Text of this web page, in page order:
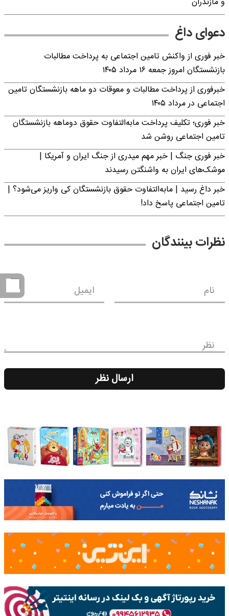
دعوای داغ
خبر فوری از واکنش تامین اجتماعی به پرداخت مطالبات
بازنشستگان امروز جمعه ۱۶ مرداد ۱۴۰۵
خبرفوری از پرداخت مطالبات و معوقات دو ماهه بازنشستگان تامین
اجتماعی در مرداد ۱۴۰۵
خبر فوری؛ تکلیف پرداخت مابه‌التفاوت حقوق دوماهه بازنشستگان
تامین اجتماعی روشن شد
خبر فوری جنگ | خبر مهم میدری از جنگ ایران و آمریکا |
موشک‌های ایران به واشنگتن رسیدند
خبر داغ رسید | مابه‌التفاوت حقوق بازنشستگان کی واریز می‌شود؟ |
تامین اجتماعی پاسخ داد!
نظرات بینندگان
نام ایمیل
نظر
ارسال نظر